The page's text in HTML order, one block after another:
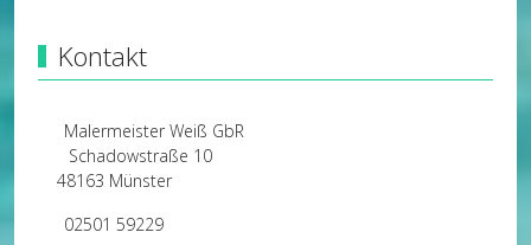
Kontakt
Malermeister Weiß GbR
Schadowstraße 10
48163 Münster
02501 59229